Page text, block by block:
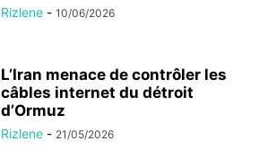
Rizlene - 10/06/2026
L’Iran menace de contrôler les
câbles internet du détroit
d’Ormuz
Rizlene - 21/05/2026